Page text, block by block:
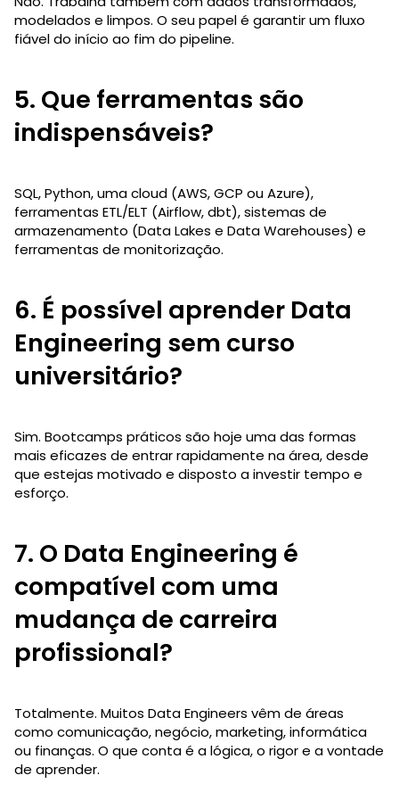
modelados e limpos. O seu papel é garantir um fluxo
fiável do início ao fim do pipeline.
5. Que ferramentas são
indispensáveis?
SQL, Python, uma cloud (AWS, GCP ou Azure),
ferramentas ETL/ELT (Airflow, dbt), sistemas de
armazenamento (Data Lakes e Data Warehouses) e
ferramentas de monitorização.
6. É possível aprender Data
Engineering sem curso
universitário?
Sim. Bootcamps práticos são hoje uma das formas
mais eficazes de entrar rapidamente na área, desde
que estejas motivado e disposto a investir tempo e
esforço.
7. O Data Engineering é
compatível com uma
mudança de carreira
profissional?
Totalmente. Muitos Data Engineers vêm de áreas
como comunicação, negócio, marketing, informática
ou finanças. O que conta é a lógica, o rigor e a vontade
de aprender.